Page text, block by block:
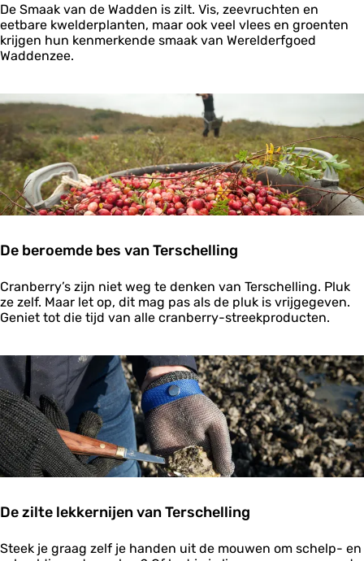
P
r
o
e
e
l
t
e
v
e
e
d
i
n
De Smaak van de Wadden is zilt. Vis, zeevruchten en
eetbare kwelderplanten, maar ook veel vlees en groenten
krijgen hun kenmerkende smaak van Werelderfgoed
Waddenzee.
De beroemde bes van Terschelling
D
e
b
e
m
d
e
b
e
s
n
e
Cranberry’s zijn niet weg te denken van Terschelling. Pluk
ze zelf. Maar let op, dit mag pas als de pluk is vrijgegeven.
Geniet tot die tijd van alle cranberry-streekproducten.
De zilte lekkernijen van Terschelling
D
Steek je graag zelf je handen uit de mouwen om schelp- en